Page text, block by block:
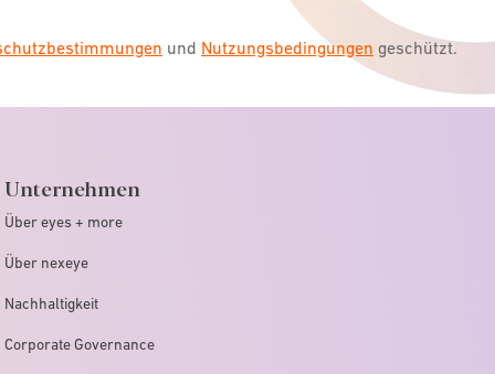
und Nutzungsbedingungen geschützt.
Unternehmen
Über eyes + more
Über nexeye
Nachhaltigkeit
Corporate Governance